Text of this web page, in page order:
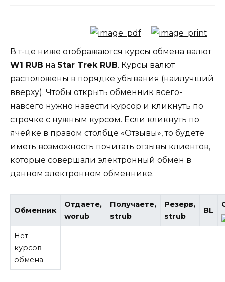
В т-це ниже отображаются курсы обмена валют
W1 RUB на Star Trek RUB. Курсы валют
расположены в порядке убывания (наилучший
вверху). Чтобы открыть обменник всего-
навсего нужно навести курсор и кликнуть по
строчке с нужным курсом. Если кликнуть по
ячейке в правом столбце «Отзывы», то будете
иметь возможность почитать отзывы клиентов,
которые совершали электронный обмен в
данном электронном обменнике.
Обменник
Отдаете,
worub
Получаете,
strub
Резерв,
strub
BL
Нет
курсов
обмена